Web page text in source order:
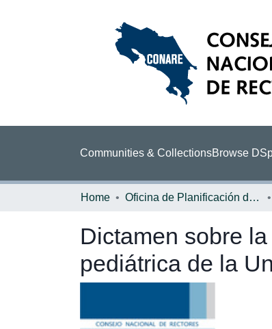
Communities & CollectionsBrowse
Home Oficina de Planificación de la Educación Superior (OPES)
Dictamen sobre
pediátrica de la